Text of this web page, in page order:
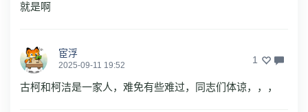
就是啊
宦浮
2025-09-11 19:52 1
古柯和柯洁是一家人，难免有些难过，同志们体谅，，，